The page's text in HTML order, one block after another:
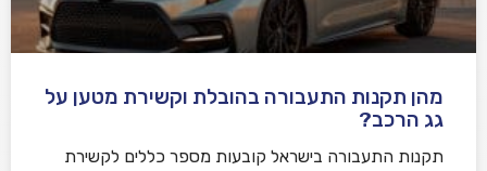
מהן תקנות התעבורה בהובלת וקשירת מטען על
גג הרכב?
תקנות התעבורה בישראל קובעות מספר כללים לקשירת